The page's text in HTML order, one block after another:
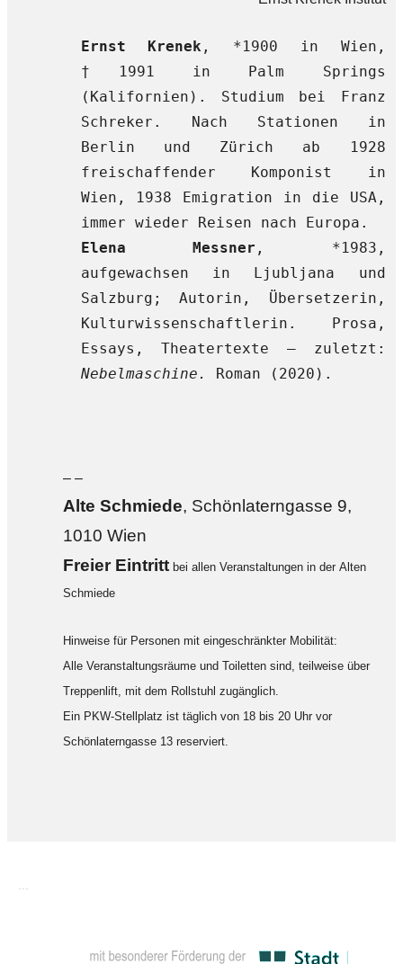
Ernst Krenek , *1900 in Wien,
†1991 in Palm Springs
(Kalifornien). Studium bei Franz
Schreker. Nach Stationen in
Berlin und Zürich ab 1928
freischaffender Komponist in
Wien, 1938 Emigration in die USA,
immer wieder Reisen nach Europa.
Elena Messner , *1983,
aufgewachsen in Ljubljana und
Salzburg; Autorin, Übersetzerin,
Kulturwissenschaftlerin. Prosa,
Essays, Theatertexte – zuletzt:
Nebelmaschine. Roman (2020).
– –
Alte Schmiede, Schönlaterngasse 9,
1010 Wien
Freier Eintritt bei allen Veranstaltungen in der Alten
Schmiede
Hinweise für Personen mit eingeschränkter Mobilität:
Alle Veranstaltungsräume und Toiletten sind, teilweise über
Treppenlift, mit dem Rollstuhl zugänglich.
Ein PKW-Stellplatz ist täglich von 18 bis 20 Uhr vor
Schönlaterngasse 13 reserviert.